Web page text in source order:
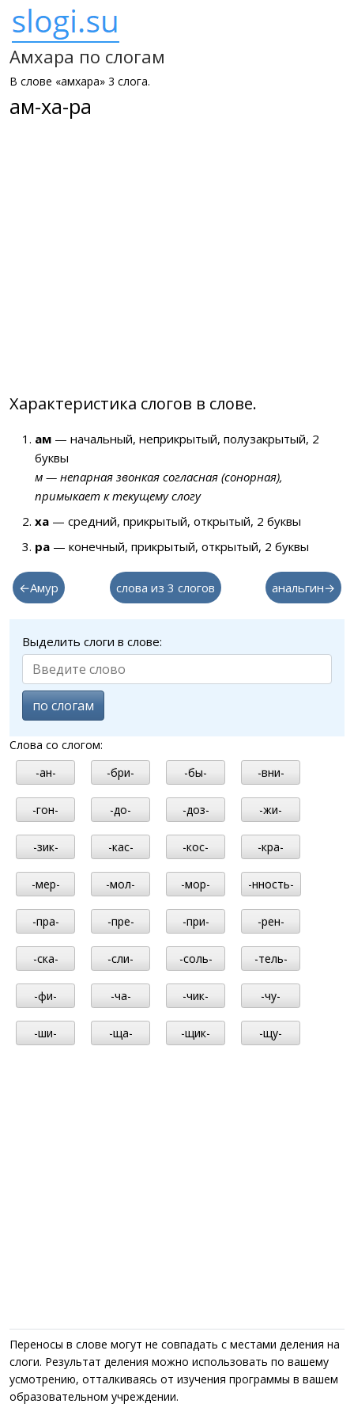
Амхара по слогам
В слове «амхара» 3 слога.
ам-ха-ра
Характеристика слогов в слове.
ам — начальный, неприкрытый, полузакрытый, 2
буквы
м — непарная звонкая согласная (сонорная),
примыкает к текущему слогу
ха — средний, прикрытый, открытый, 2 буквы
ра — конечный, прикрытый, открытый, 2 буквы
←Амур слова из 3 слогов анальгин→
Выделить слоги в слове:
по слогам
Слова со слогом:
-ан-
-бри- -бы- -вни-
-гон- -до- -доз- -жи-
-зик- -кас- -кос- -кра-
-мер- -мол- -мор- -нность-
-пра- -пре- -при- -рен-
-ска- -сли- -соль- -тель-
-фи- -ча- -чик- -чу-
-ши- -ща- -щик- -щу-
Переносы в слове могут не совпадать с местами деления на
слоги. Результат деления можно использовать по вашему
усмотрению, отталкиваясь от изучения программы в вашем
образовательном учреждении.